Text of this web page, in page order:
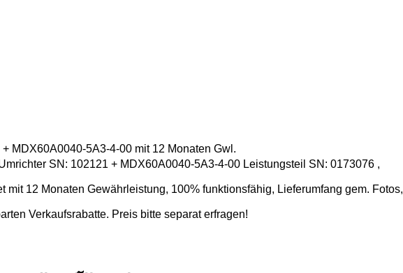
MDX60A0040-5A3-4-00 mit 12 Monaten Gwl.
SN: 102121 + MDX60A0040-5A3-4-00 Leistungsteil SN: 0173076 ,
mit 12 Monaten Gewährleistung, 100% funktionsfähig, Lieferumfang gem. Fotos,
Verkaufsrabatte. Preis bitte separat erfragen!